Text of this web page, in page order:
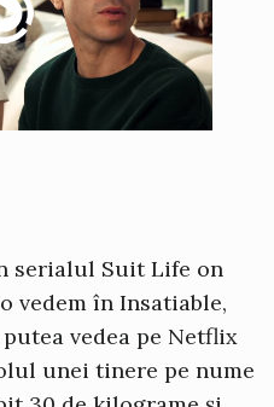
serialul Suit Life on
vedem în Insatiable,
vedea pe Netflix
unei tinere pe nume